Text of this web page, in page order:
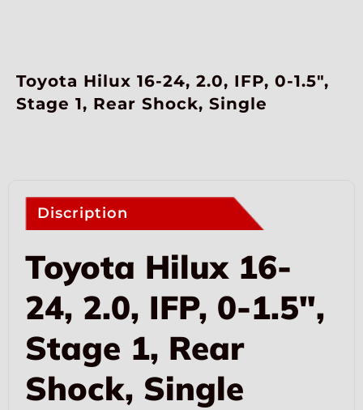
Toyota Hilux 16-24, 2.0, IFP, 0-1.5″,
Stage 1, Rear Shock, Single
Discription
Toyota Hilux 16-
24, 2.0, IFP, 0-1.5″,
Stage 1, Rear
Shock, Single